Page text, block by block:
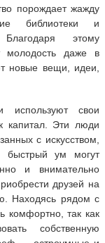
порождает жажду
библиотеки и
этому
молодость даже в
новые вещи, идеи,
свои
капитал. Эти люди
с искусством,
быстрый ум могут
и внимательно
друзей на
Находясь рядом с
комфортно, так как
собственную